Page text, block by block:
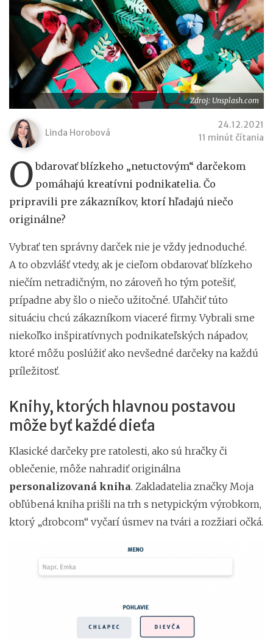
Zdroj: Unsplash.com
Linda Horobová
24.12.2021
11 minút čítania
O bdarovať blízkeho „netuctovým“ darčekom
pomáhajú kreatívni podnikatelia. Čo
pripravili pre zákazníkov, ktorí hľadajú niečo
originálne?
Vybrať ten správny darček nie je vždy jednoduché.
A to obzvlášť vtedy, ak je cieľom obdarovať blízkeho
niečím netradičným, no zároveň ho tým potešiť,
prípadne aby šlo o niečo užitočné. Uľahčiť túto
situáciu chcú zákazníkom viaceré firmy. Vybrali sme
niekoľko inšpiratívnych podnikateľských nápadov,
ktoré môžu poslúžiť ako nevšedné darčeky na každú
príležitosť.
Knihy, ktorých hlavnou postavou
môže byť každé dieťa
Klasické darčeky pre ratolesti, ako sú hračky či
oblečenie, môže nahradiť originálna
personalizovaná kniha. Zakladatelia značky Moja
obľúbená kniha prišli na trh s netypickým výrobkom,
ktorý „drobcom“ vyčarí úsmev na tvári a rozžiari očká.